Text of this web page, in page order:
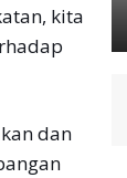
kita
dan